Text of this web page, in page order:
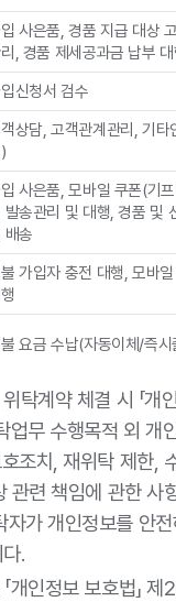
금액, 개통일자, 회선번호,
회 채무조정 신청정보, 회
업무 처리 완료 시까지
국정보통신진흥협회
신고된 단말기의 국외 사
자에 한함)
말기 정보(IMEI, 모델명, 일
보관(단, 분실 신고 해제
증 진위확인
명, 고유식별번호(주민등
면허번호, 외국인등록번호
등 신분증 기재사항(대리인
중 먼저 도래하는 시점까지
사은품, 경품 지급 대상
, 경품 제세공과금 납부 대
신청서 검수
상담, 고객관계관리, 기타
사은품, 모바일 쿠폰(기
발송관리 및 대행, 경품 및
배송
가입자 충전 대행, 모바
요금 수납(자동이체/즉
편의점 결제 대행, 모바일
탁계약 체결 시 「개
무 수행목적 외 개
조치, 재위탁 제한,
관련 책임에 관한 사
자가 개인정보를 안
.
개인정보 보호법」 제